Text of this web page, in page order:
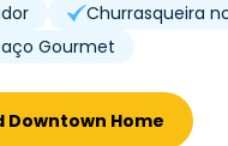
Churrasqueira
Gourmet
Downtown Home